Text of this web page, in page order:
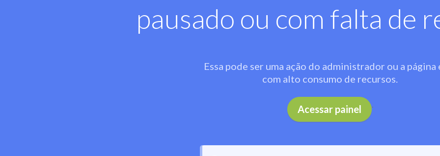
pausado ou com falta de
Essa pode ser uma ação do administrador ou a página
com alto consumo de recursos.
Acessar painel .